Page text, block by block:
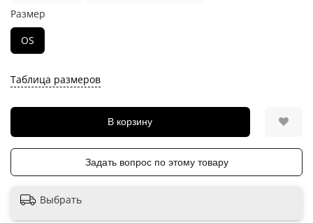
Таблица размеров
В корзину
Размер
OS
Задать вопрос по этому товару
Выбрать